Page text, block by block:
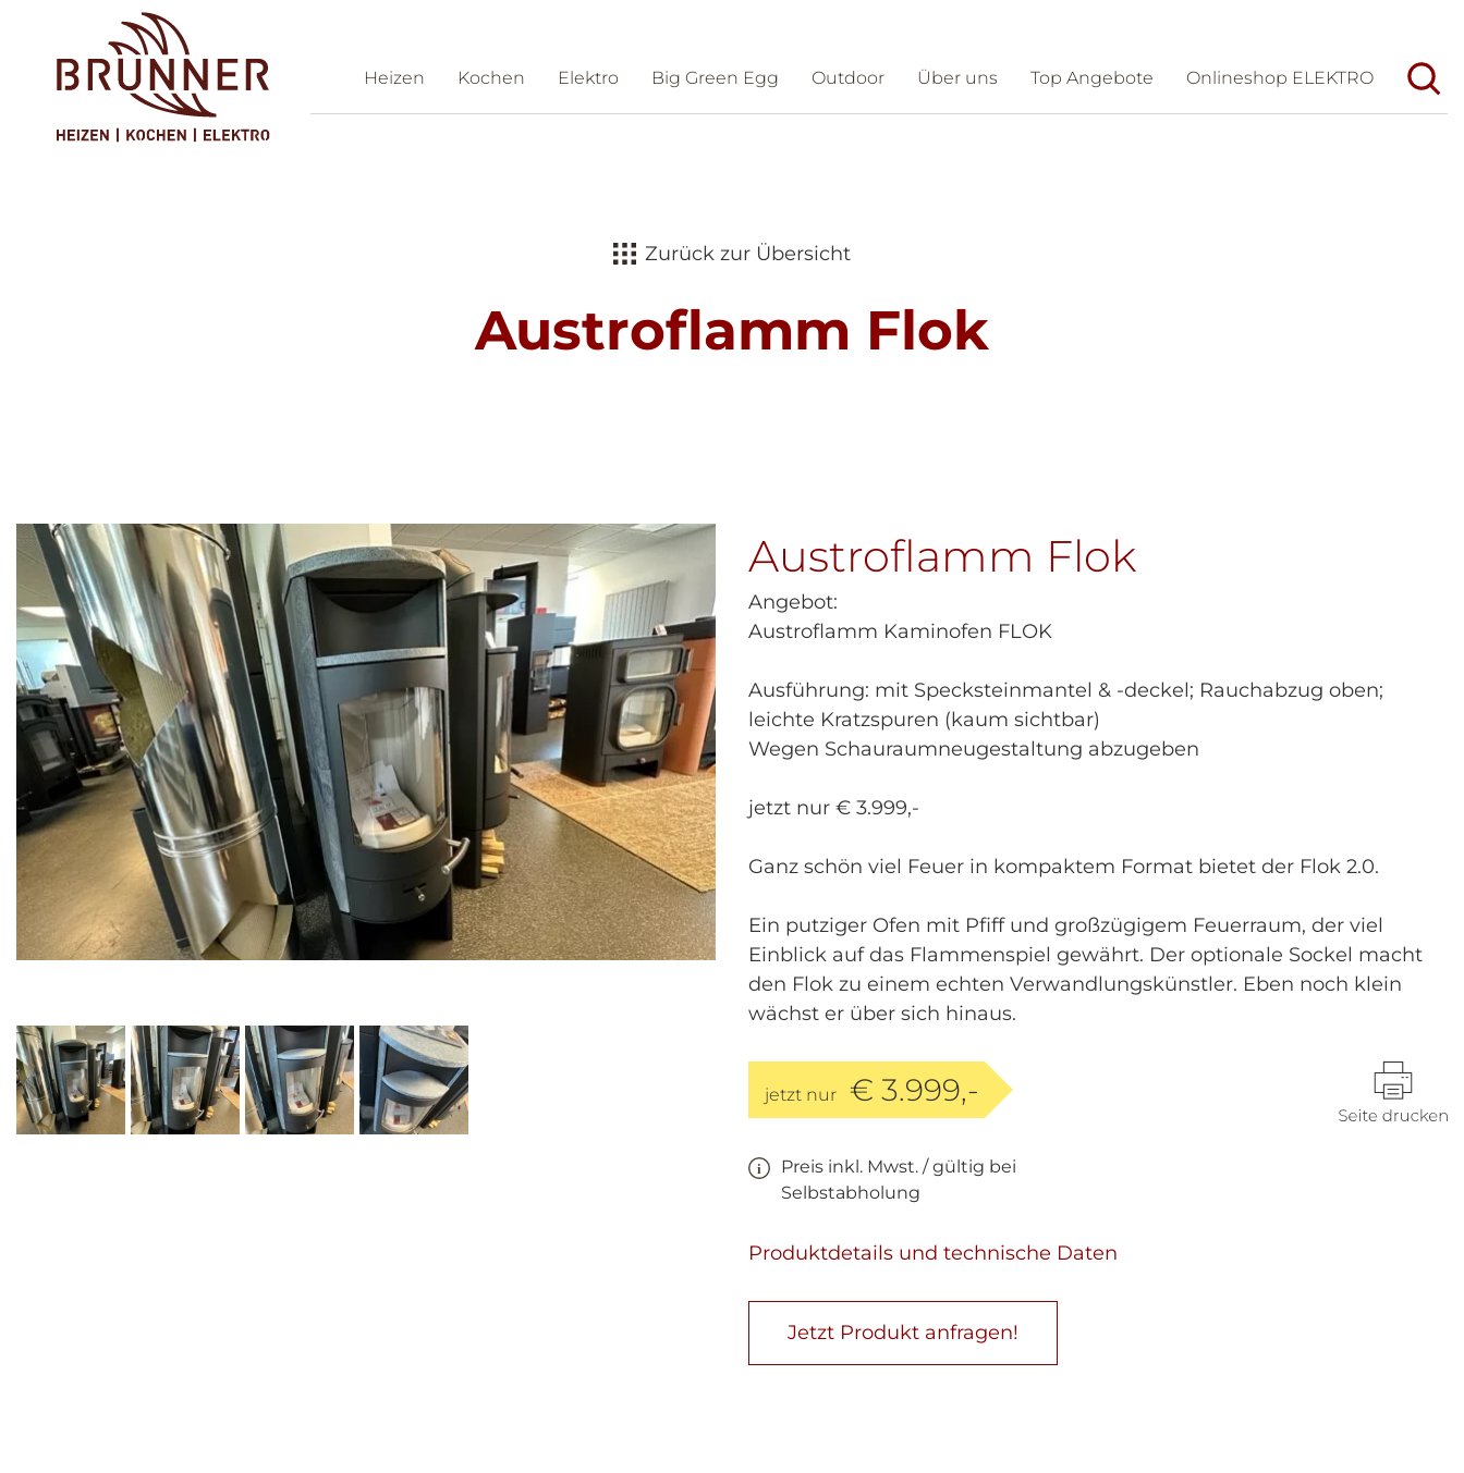
Heizen Kochen Elektro Big Green Egg Outdoor Über uns Top Angebote Onlineshop ELEKTRO
Zurück zur Übersicht
Austroflamm Flok
Austroflamm Flok
Angebot:
Austroflamm Kaminofen FLOK
Ausführung: mit Specksteinmantel & -deckel; Rauchabzug oben;
leichte Kratzspuren (kaum sichtbar)
Wegen Schauraumneugestaltung abzugeben
jetzt nur € 3.999,-
Ganz schön viel Feuer in kompaktem Format bietet der Flok 2.0.
Ein putziger Ofen mit Pfiff und großzügigem Feuerraum, der viel
Einblick auf das Flammenspiel gewährt. Der optionale Sockel macht
den Flok zu einem echten Verwandlungskünstler. Eben noch klein
wächst er über sich hinaus.
jetzt nur € 3.999,-
Preis inkl. Mwst. / gültig bei
Selbstabholung
Produktdetails und technische Daten
Jetzt Produkt anfragen!